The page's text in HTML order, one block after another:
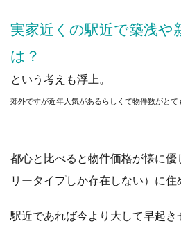
実家近くの駅近で築浅や
は？
という考えも浮上。
郊外ですが近年人気があるらしくて物件数がとて
都心と比べると物件価格が懐に優
リータイプしか存在しない）に住
駅近であれば今より大して早起き